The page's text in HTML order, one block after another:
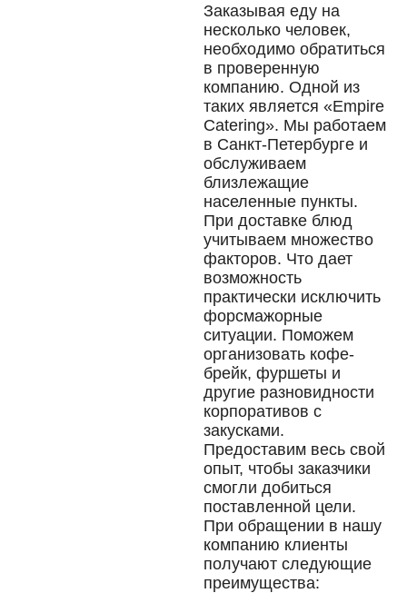
Заказывая еду на
несколько человек,
необходимо обратиться
в проверенную
компанию. Одной из
таких является «Empire
Catering». Мы работаем
в Санкт-Петербурге и
обслуживаем
близлежащие
населенные пункты.
При доставке блюд
учитываем множество
факторов. Что дает
возможность
практически исключить
форсмажорные
ситуации. Поможем
организовать кофе-
брейк, фуршеты и
другие разновидности
корпоративов с
закусками.
Предоставим весь свой
опыт, чтобы заказчики
смогли добиться
поставленной цели.
При обращении в нашу
компанию клиенты
получают следующие
преимущества: